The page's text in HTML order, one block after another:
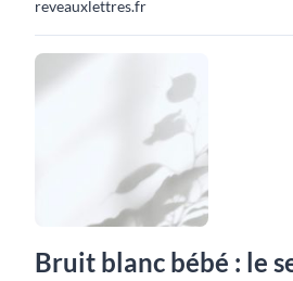
reveauxlettres.fr
Bruit blanc bébé : le